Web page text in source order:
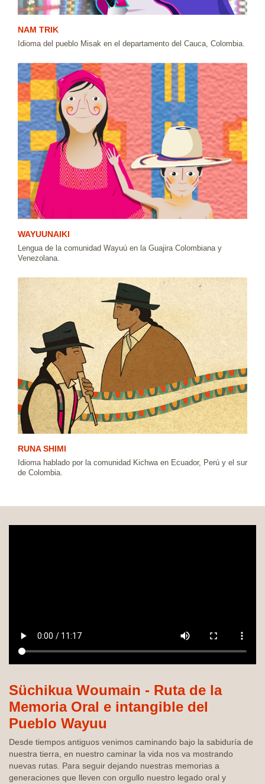
NAM TRIK
Idioma del pueblo Misak en el departamento del Cauca, Colombia.
WAYUUNAIKI
Lengua de la comunidad Wayuú en la Guajira Colombiana y
Venezolana.
RUNA SHIMI
Idioma hablado por la comunidad Kichwa en Ecuador, Perú y el sur
de Colombia.
Süchikua Woumain - Ruta de la
Memoria Oral e intangible del
Pueblo Wayuu
Desde tiempos antiguos venimos caminando bajo la sabiduría de
nuestra tierra, en nuestro caminar la vida nos va mostrando
nuevas rutas. Para seguir dejando nuestras memorias a
generaciones que lleven con orgullo nuestro legado oral y